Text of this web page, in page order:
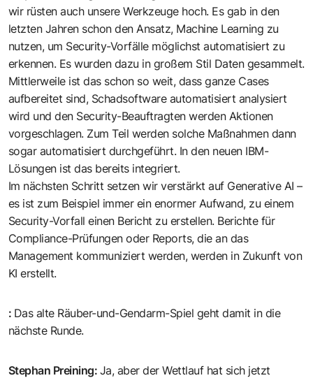
wir rüsten auch unsere Werkzeuge hoch. Es gab in den
letzten Jahren schon den Ansatz, Machine Learning zu
nutzen, um Security-Vorfälle möglichst automatisiert zu
erkennen. Es wurden dazu in großem Stil Daten gesammelt.
Mittlerweile ist das schon so weit, dass ganze Cases
aufbereitet sind, Schadsoftware automatisiert analysiert
wird und den Security-Beauftragten werden Aktionen
vorgeschlagen. Zum Teil werden solche Maßnahmen dann
sogar automatisiert durchgeführt. In den neuen IBM-
Lösungen ist das bereits integriert.
Im nächsten Schritt setzen wir verstärkt auf Generative AI –
es ist zum Beispiel immer ein enormer Aufwand, zu einem
Security-Vorfall einen Bericht zu erstellen. Berichte für
Compliance-Prüfungen oder Reports, die an das
Management kommuniziert werden, werden in Zukunft von
KI erstellt.
: Das alte Räuber-und-Gendarm-Spiel geht damit in die
nächste Runde.
Stephan Preining: Ja, aber der Wettlauf hat sich jetzt